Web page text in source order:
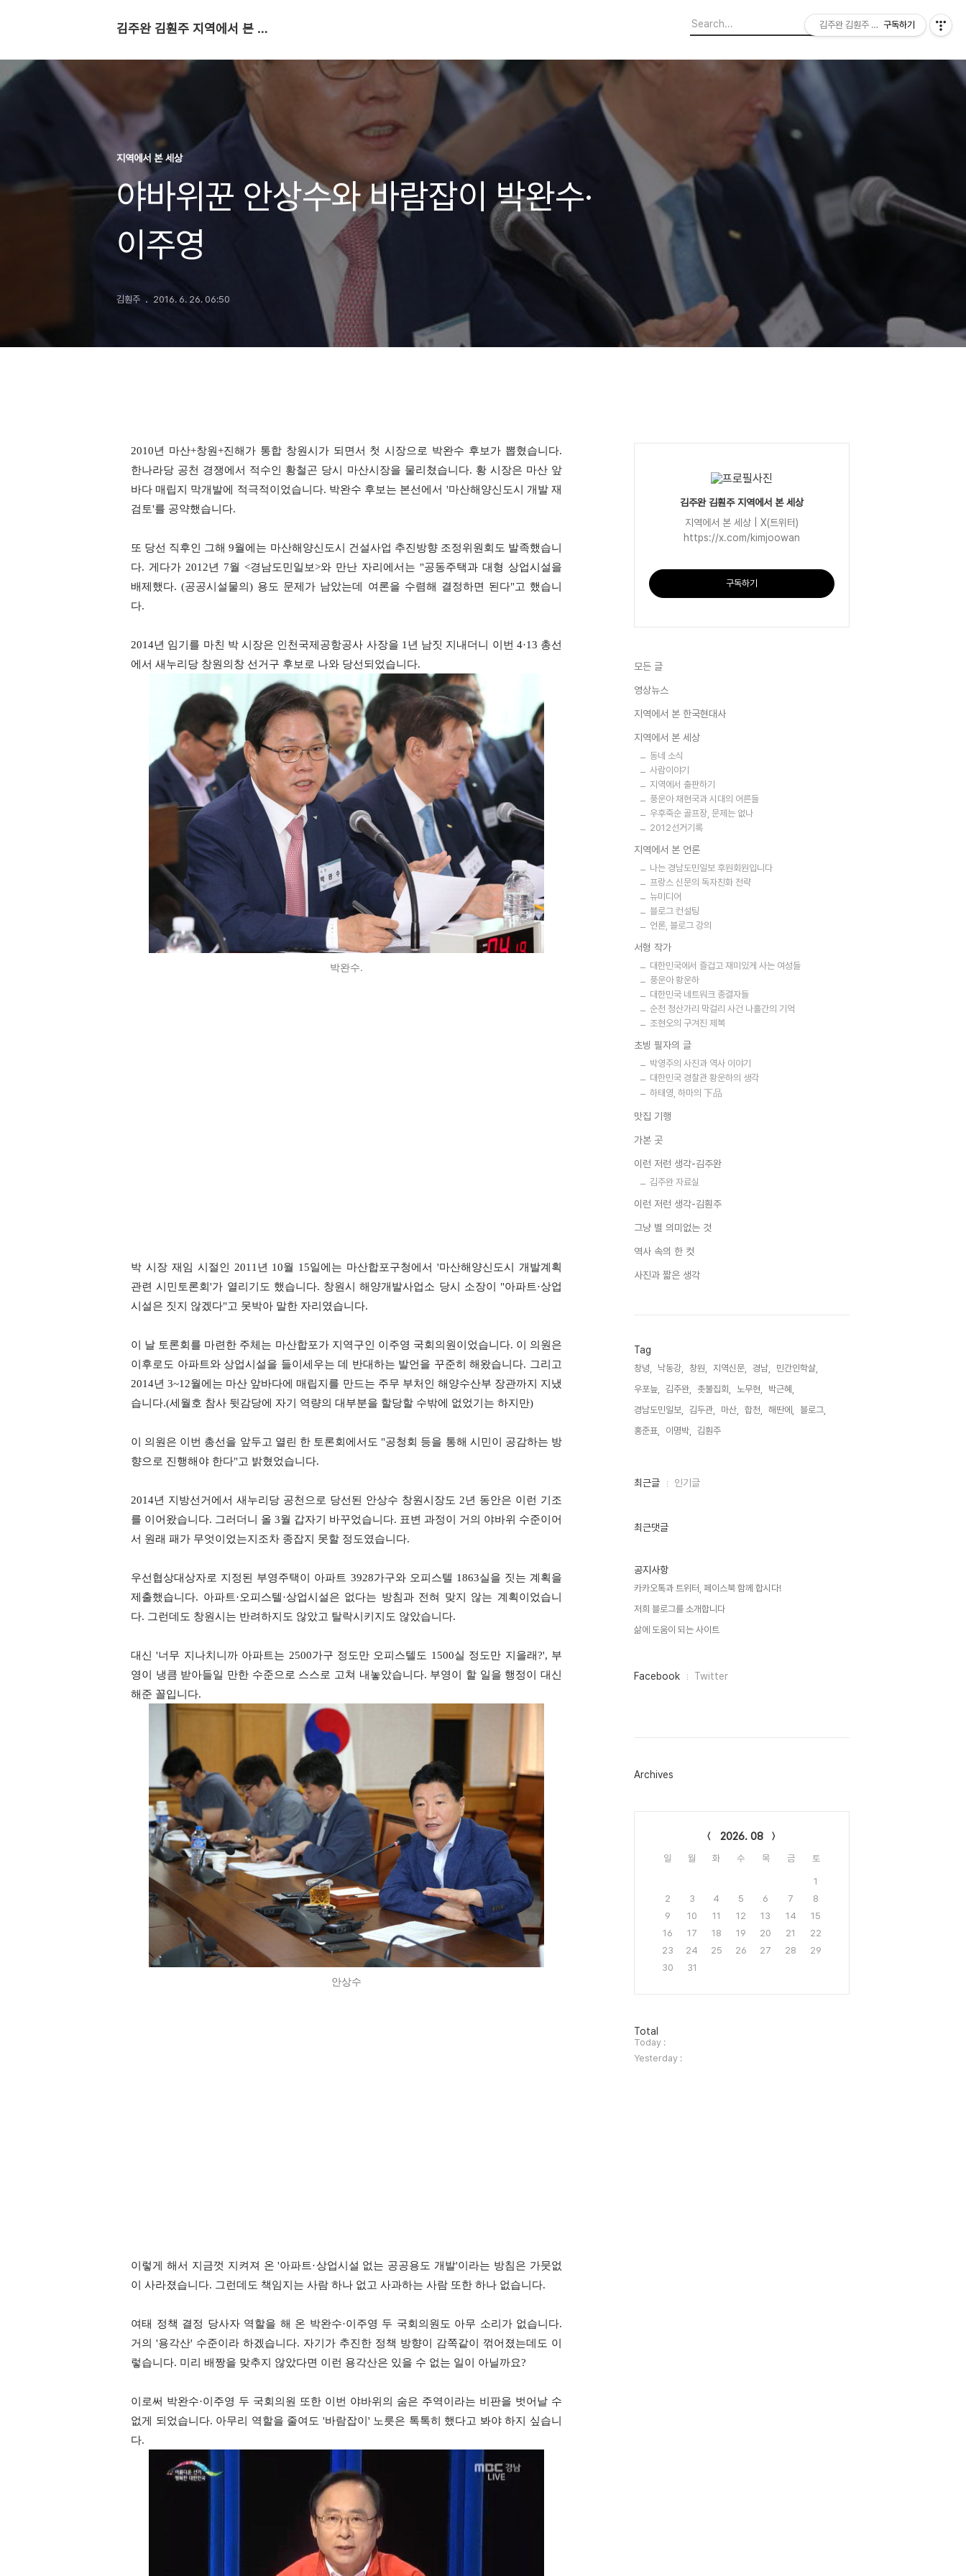
김주완 김훤주 지역에서 본 세상
지역에서 본 세상
야바위꾼 안상수와 바람잡이 박완수·
이주영
김훤주 2016. 6. 26. 06:50
2010년 마산+창원+진해가 통합 창원시가 되면서 첫 시장으로 박완수 후보가 뽑혔습니다.
한나라당 공천 경쟁에서 적수인 황철곤 당시 마산시장을 물리쳤습니다. 황 시장은 마산 앞
바다 매립지 막개발에 적극적이었습니다. 박완수 후보는 본선에서 '마산해양신도시 개발 재
검토'를 공약했습니다.
또 당선 직후인 그해 9월에는 마산해양신도시 건설사업 추진방향 조정위원회도 발족했습니
다. 게다가 2012년 7월 <경남도민일보>와 만난 자리에서는 "공동주택과 대형 상업시설을
배제했다. (공공시설물의) 용도 문제가 남았는데 여론을 수렴해 결정하면 된다"고 했습니
다.
2014년 임기를 마친 박 시장은 인천국제공항공사 사장을 1년 남짓 지내더니 이번 4·13 총선
에서 새누리당 창원의창 선거구 후보로 나와 당선되었습니다.
박완수.
박 시장 재임 시절인 2011년 10월 15일에는 마산합포구청에서 '마산해양신도시 개발계획
관련 시민토론회'가 열리기도 했습니다. 창원시 해양개발사업소 당시 소장이 "아파트·상업
시설은 짓지 않겠다"고 못박아 말한 자리였습니다.
이 날 토론회를 마련한 주체는 마산합포가 지역구인 이주영 국회의원이었습니다. 이 의원은
이후로도 아파트와 상업시설을 들이세우는 데 반대하는 발언을 꾸준히 해왔습니다. 그리고
2014년 3~12월에는 마산 앞바다에 매립지를 만드는 주무 부처인 해양수산부 장관까지 지냈
습니다.(세월호 참사 뒷감당에 자기 역량의 대부분을 할당할 수밖에 없었기는 하지만)
이 의원은 이번 총선을 앞두고 열린 한 토론회에서도 "공청회 등을 통해 시민이 공감하는 방
향으로 진행해야 한다"고 밝혔었습니다.
2014년 지방선거에서 새누리당 공천으로 당선된 안상수 창원시장도 2년 동안은 이런 기조
를 이어왔습니다. 그러더니 올 3월 갑자기 바꾸었습니다. 표변 과정이 거의 야바위 수준이어
서 원래 패가 무엇이었는지조차 종잡지 못할 정도였습니다.
우선협상대상자로 지정된 부영주택이 아파트 3928가구와 오피스텔 1863실을 짓는 계획을
제출했습니다. 아파트·오피스텔·상업시설은 없다는 방침과 전혀 맞지 않는 계획이었습니
다. 그런데도 창원시는 반려하지도 않았고 탈락시키지도 않았습니다.
대신 '너무 지나치니까 아파트는 2500가구 정도만 오피스텔도 1500실 정도만 지을래?', 부
영이 냉큼 받아들일 만한 수준으로 스스로 고쳐 내놓았습니다. 부영이 할 일을 행정이 대신
해준 꼴입니다.
안상수
이렇게 해서 지금껏 지켜져 온 '아파트·상업시설 없는 공공용도 개발'이라는 방침은 가뭇없
이 사라졌습니다. 그런데도 책임지는 사람 하나 없고 사과하는 사람 또한 하나 없습니다.
여태 정책 결정 당사자 역할을 해 온 박완수·이주영 두 국회의원도 아무 소리가 없습니다.
거의 '용각산' 수준이라 하겠습니다. 자기가 추진한 정책 방향이 감쪽같이 꺾어졌는데도 이
렇습니다. 미리 배짱을 맞추지 않았다면 이런 용각산은 있을 수 없는 일이 아닐까요?
이로써 박완수·이주영 두 국회의원 또한 이번 야바위의 숨은 주역이라는 비판을 벗어날 수
없게 되었습니다. 아무리 역할을 줄여도 '바람잡이' 노릇은 톡톡히 했다고 봐야 하지 싶습니
다.
김주완 김훤주 지역에서 본 세상
지역에서 본 세상 | X(트위터)
https://x.com/kimjoowan
구독하기
모든 글
영상뉴스
지역에서 본 한국현대사
지역에서 본 세상
동네 소식
사람이야기
지역에서 출판하기
풍운아 채현국과 시대의 어른들
우후죽순 골프장, 문제는 없나
2012선거기록
지역에서 본 언론
나는 경남도민일보 후원회원입니다
프랑스 신문의 독자친화 전략
뉴미디어
블로그 컨설팅
언론, 블로그 강의
서형 작가
대한민국에서 즐겁고 재미있게 사는 여성들
풍운아 황운하
대한민국 네트워크 종결자들
순천 청산가리 막걸리 사건 나흘간의 기억
조현오의 구겨진 제복
초빙 필자의 글
박영주의 사진과 역사 이야기
대한민국 경찰관 황운하의 생각
하태영, 하마의 下品
맛집 기행
가본 곳
이런 저런 생각-김주완
김주완 자료실
이런 저런 생각-김훤주
그냥 별 의미없는 것
역사 속의 한 컷
사진과 짧은 생각
Tag
창녕, 낙동강, 창원, 지역신문, 경남,
민간인학살,
우포늪,
김주완, 촛불집회, 노무현,
박근혜,
경남도민일보,
김두관, 마산, 합천, 해딴에,
블로그,
홍준표,
이명박, 김훤주,
최
인
최근글 인기글
최근댓글
공지사항
카카오톡과 트위터, 페이스북 함께 합시다!
저희 블로그를 소개합니다
삶에 도움이 되는 사이트
페
그
Facebook Twitter
Archives
2026. 08
일 월 화 수 목 금 토
1
2
3 4 5 6 7
8
9
10 11 12 13 14
15
16
17 18 19 20 21
22
23
24 25 26 27 28
29
30
31
방
문
자
수
Total
Today :
Yesterday :
김주완 김훤주 지역에서 본 세상
구독하기